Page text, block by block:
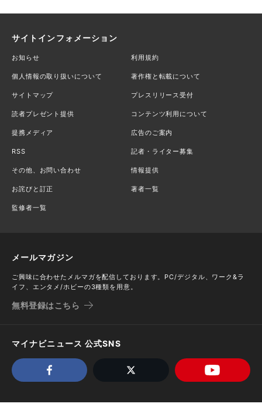
サイトインフォメーション
お知らせ 利用規約
個人情報の取り扱いについて 著作権と転載について
サイトマップ プレスリリース受付
読者プレゼント提供 コンテンツ利用について
提携メディア 広告のご案内
RSS 記者・ライター募集
その他、お問い合わせ 情報提供
お詫びと訂正 著者一覧
監修者一覧
メールマガジン
ご興味に合わせたメルマガを配信しております。PC/デジタル、ワーク&ラ
イフ、エンタメ/ホビーの3種類を用意。
無料登録はこちら
マイナビニュース 公式SNS